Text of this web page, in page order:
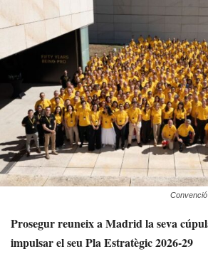
Prosegur reuneix a Madrid la seva
impulsar el seu Pla Estratègic 2026-29